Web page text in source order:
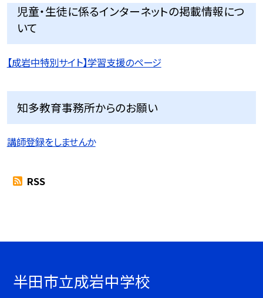
児童・生徒に係るインターネットの掲載情報につ
いて
【成岩中特別サイト】学習支援のページ
知多教育事務所からのお願い
講師登録をしませんか
RSS
半田市立成岩中学校